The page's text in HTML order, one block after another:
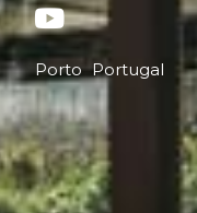
Porto Portugal